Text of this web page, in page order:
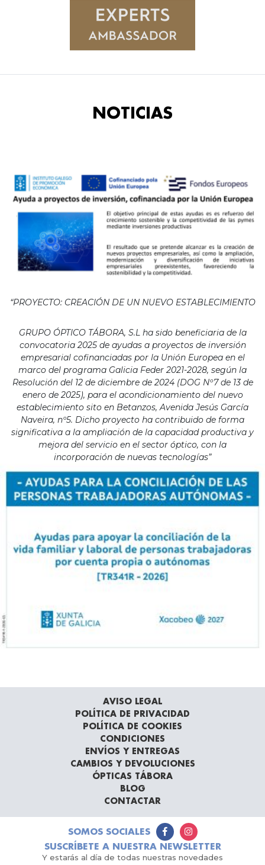
NOTICIAS
“PROYECTO: CREACIÓN DE UN NUEVO ESTABLECIMIENTO
GRUPO ÓPTICO TÁBORA, S.L ha sido beneficiaria de la
convocatoria 2025 de ayudas a proyectos de inversión
empresarial cofinanciadas por la Unión Europea en el
marco del programa Galicia Feder 2021-2028, según la
Resolución del 12 de diciembre de 2024 (DOG Nº7 de 13 de
enero de 2025), para el acondicionamiento del nuevo
establecimiento sito en Betanzos, Avenida Jesús García
Naveira, nº5. Dicho proyecto ha contribuido de forma
significativa a la ampliación de la capacidad productiva y
mejora del servicio en el sector óptico, con la
incorporación de nuevas tecnologías”
AVISO LEGAL
POLÍTICA DE PRIVACIDAD
POLÍTICA DE COOKIES
CONDICIONES
ENVÍOS Y ENTREGAS
CAMBIOS Y DEVOLUCIONES
ÓPTICAS TÁBORA
BLOG
CONTACTAR
SOMOS SOCIALES
SUSCRÍBETE A NUESTRA NEWSLETTER
Y estarás al día de todas nuestras novedades